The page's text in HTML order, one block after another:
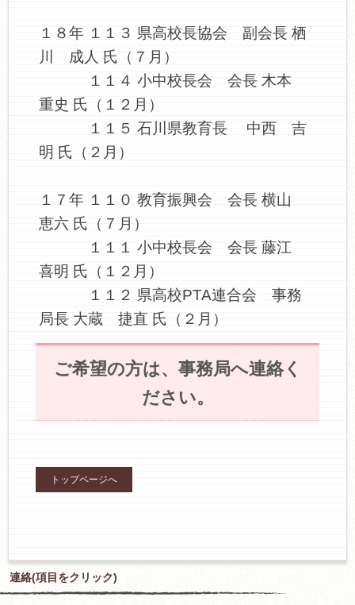
１８年 １１３ 県高校長協会 副会長 栖
川 成人 氏（７月）
１１４ 小中校長会 会長 木本
重史 氏（１２月）
１１５ 石川県教育長 中西 吉
明 氏（２月）
１７年 １１０ 教育振興会 会長 横山
恵六 氏（７月）
１１１ 小中校長会 会長 藤江
喜明 氏（１２月）
１１２ 県高校PTA連合会 事務
局長 大蔵 捷直 氏（２月）
ご希望の方は、事務局へ連絡く
ださい。
トップページへ
連絡(項目をクリック)